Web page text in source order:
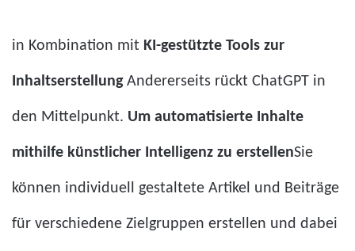
in Kombination mit KI-gestützte Tools zur
InhaltserstellungAndererseits rückt ChatGPT in
den Mittelpunkt. Um automatisierte Inhalte
mithilfe künstlicher Intelligenz zu erstellenSie
können individuell gestaltete Artikel und Beiträge
für verschiedene Zielgruppen erstellen und dabei